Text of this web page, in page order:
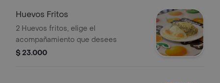
Huevos Fritos
2 Huevos fritos, elige el
acompañamiento que desees
$ 23.000